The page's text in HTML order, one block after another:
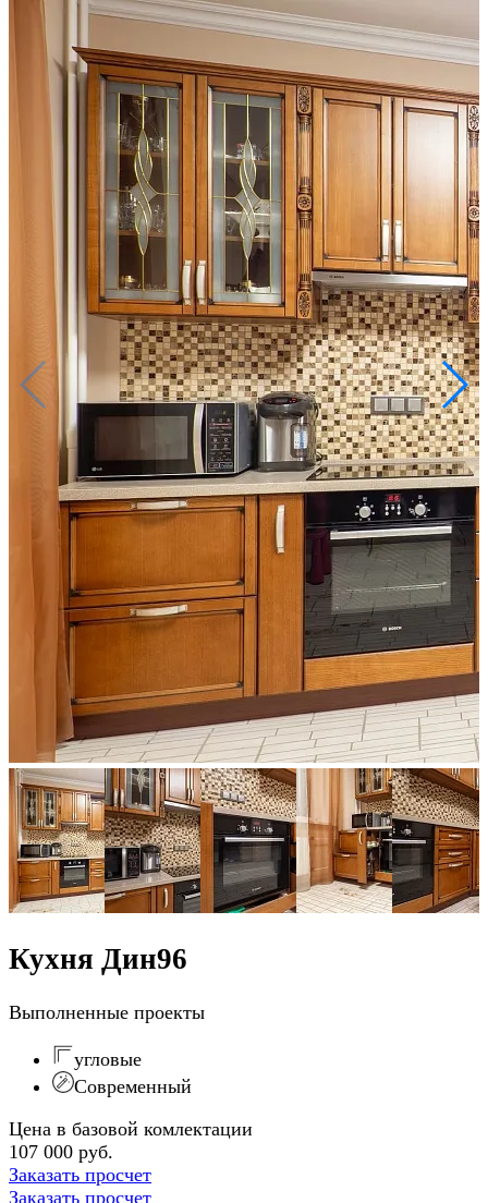
Кухня Дин96
Выполненные проекты
угловые
Современный
Цена в базовой комлектации
107 000 руб.
Заказать просчет
Заказать просчет